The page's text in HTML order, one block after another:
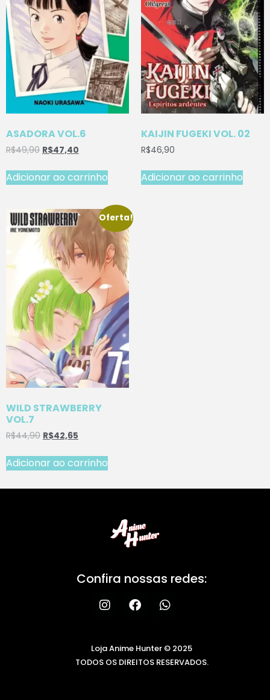
ASADORA VOL.6
R$49,90 R$47,40
Adicionar ao carrinho
KAIJIN FUGEKI VOL. 02
R$46,90
Adicionar ao carrinho
Oferta!
WILD STRAWBERRY
VOL.7
R$44,90 R$42,65
Adicionar ao carrinho
Confira nossas redes:
Loja Anime Hunter © 2025
TODOS OS DIREITOS RESERVADOS.